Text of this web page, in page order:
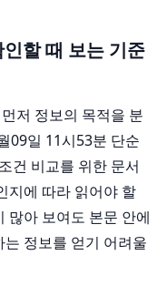
할 때 보는 기준
저 정보의 목적을 분
09일 11시53분 단순
건 비교를 위한 문서
지에 따라 읽어야 할
많아 보여도 본문 안에
정보를 얻기 어려울